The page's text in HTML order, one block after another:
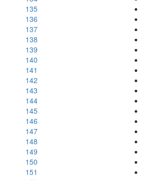
135
136
137
138
139
140
141
142
143
144
145
146
147
148
149
150
151